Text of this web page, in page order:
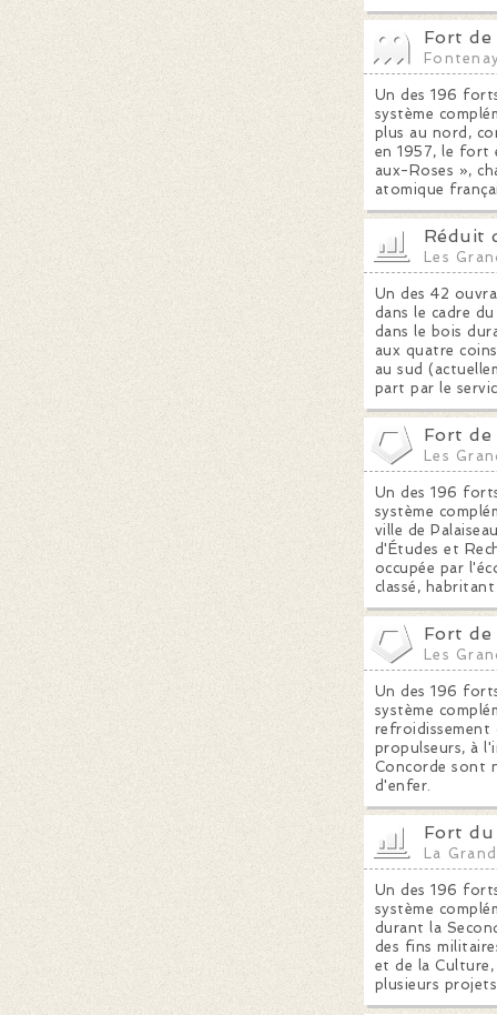
Fort
Un des 196
système
plus au nord,
en 1957, le fort
aux-Roses »,
atomique
Réduit
Les
Un des 42
dans le cadre
dans le bois
aux quatre
au sud
part par le
Fort de
Les
Un des 196
système
ville de
d'Études et
occupée par
classé,
Fort de
Les
Un des 196
système
refroidissement
propulseurs, à
Concorde sont
d'enfer.
Fort
La
Un des 196
système
durant la
des fins
et de la
plusieurs